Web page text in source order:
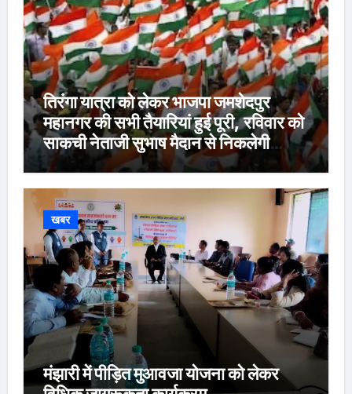
तिरंगा यात्रा को लेकर भाजपा जमशेदपुर
महानगर की सभी तैयारियां हुई पूरी, रविवार को
साकची नेताजी सुभाष मैदान से निकलेगी
विशाल तिरंगा यात्रा
खबर
मंझारी में पीड़ित मुआवजा योजना को लेकर